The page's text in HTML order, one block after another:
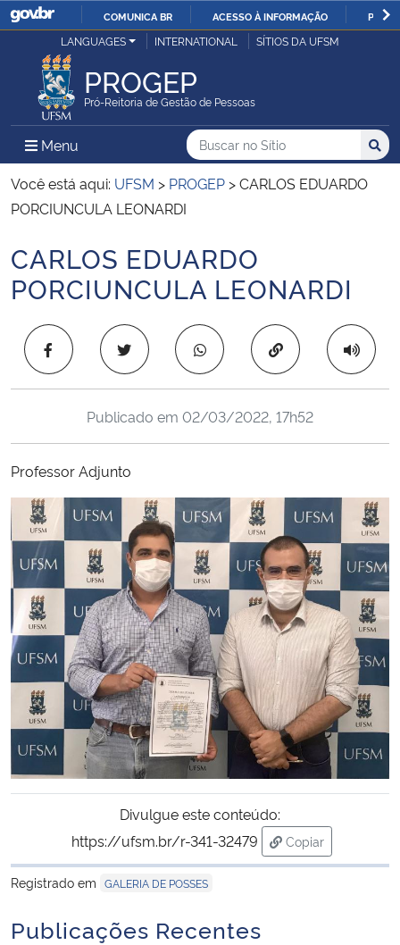
IR
COMUNICA BR ACESSO À INFORMAÇÃO
Ministério da Justiça e Segurança Pública
Ministério da Defesa
Ministério das Relações Exteriores
Ministério da Infraestrutura
Ministério da Educação
Ministério da Cidadania
Ministério de Minas e Energia
Ministério da Ciência, Tecnologia, Inovações e Comunicações
Ministério do Meio Ambiente
Ministério do Turismo
Ministério do Desenvolvimento Regional
Controladoria-Geral da União
Ministério da Mulher, da Família e dos Direitos Humanos
Secretaria-Geral
Secretaria de Governo
Gabinete de Segurança Institucional
LANGUAGES INTERNATIONAL SÍTIOS DA UFSM
PROGEP
Pró-Reitoria de Gestão de Pessoas
Menu Menu Principal do Sítio
Busca
Buscar no no Sítio
Busca:
Você está aqui: UFSM > PROGEP >CARLOS EDUARDO
PORCIUNCULA LEONARDI
Início do conteúdo
CARLOS EDUARDO
PORCIUNCULA LEONARDI
Copiar para área
Publicado em 02/03/2022, 17h52
Professor Adjunto
Divulgue este conteúdo:
https://ufsm.br/r-341-32479
Copiar
para área de
Registrado em GALERIA DE POSSES
Publicações Recentes